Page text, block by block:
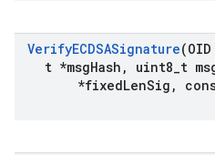
VerifyECDSASignature
t *msgHash , uint8 t
*fixedLenSig ,